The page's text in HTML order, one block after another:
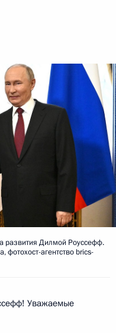
развития Дилмой Роуссефф.
агентство brics-
Уважаемые